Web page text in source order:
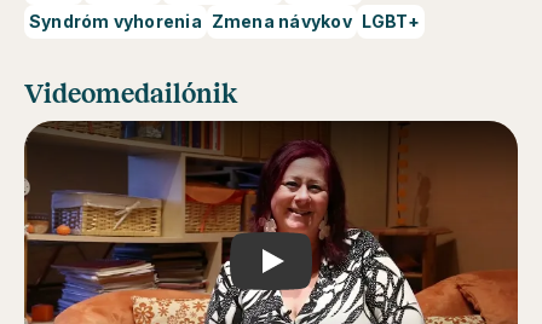
Syndróm vyhorenia Zmena návykov LGBT+
Videomedailónik
Play